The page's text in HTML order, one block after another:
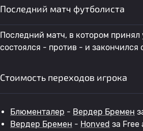
Последний матч футболиста
Последний матч, в котором принял
состоялся - против - и закончился
Стоимость переходов игрока
Блюменталер - Вердер Бремен
Вердер Бремен - Honved за Free